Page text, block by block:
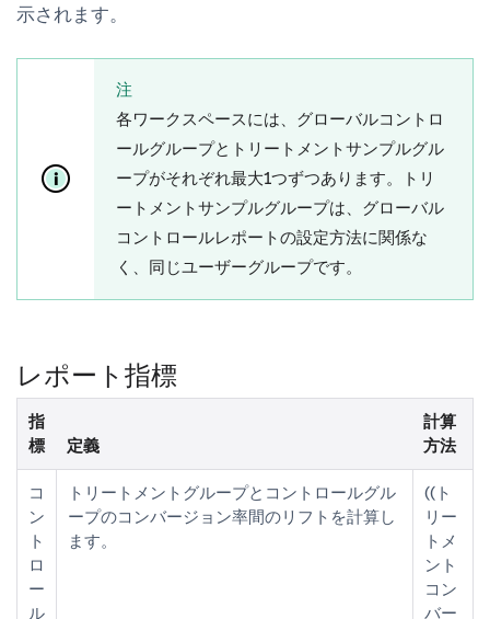
示されます。
注
各ワークスペースには、グローバルコントロ
ールグループとトリートメントサンプルグル
ープがそれぞれ最大1つずつあります。トリ
ートメントサンプルグループは、グローバル
コントロールレポートの設定方法に関係な
く、同じユーザーグループです。
レポート指標
指
標
定義
計算
方法
コ
ン
ト
ロ
ー
ル
トリートメントグループとコントロールグル
ープのコンバージョン率間のリフトを計算し
ます。
((ト
リー
トメ
ント
コン
バー